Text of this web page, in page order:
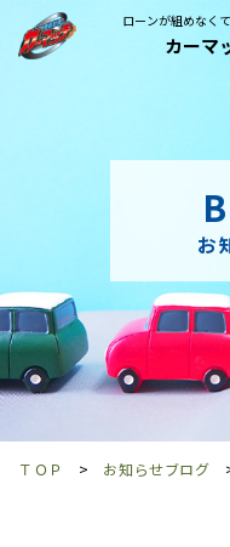
ローンが組めなく
カーマ
お
ＴＯＰ お知らせブログ